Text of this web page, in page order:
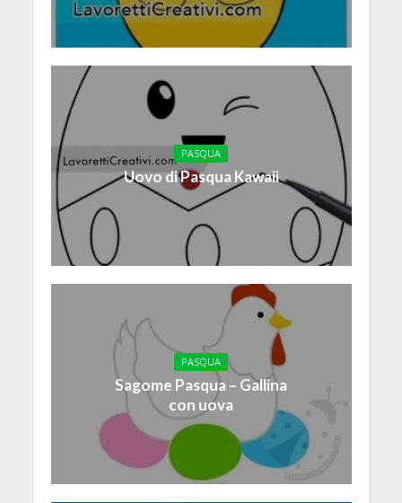
PASQUA
Uovo di Pasqua Kawaii
PASQUA
Sagome Pasqua – Gallina
con uova